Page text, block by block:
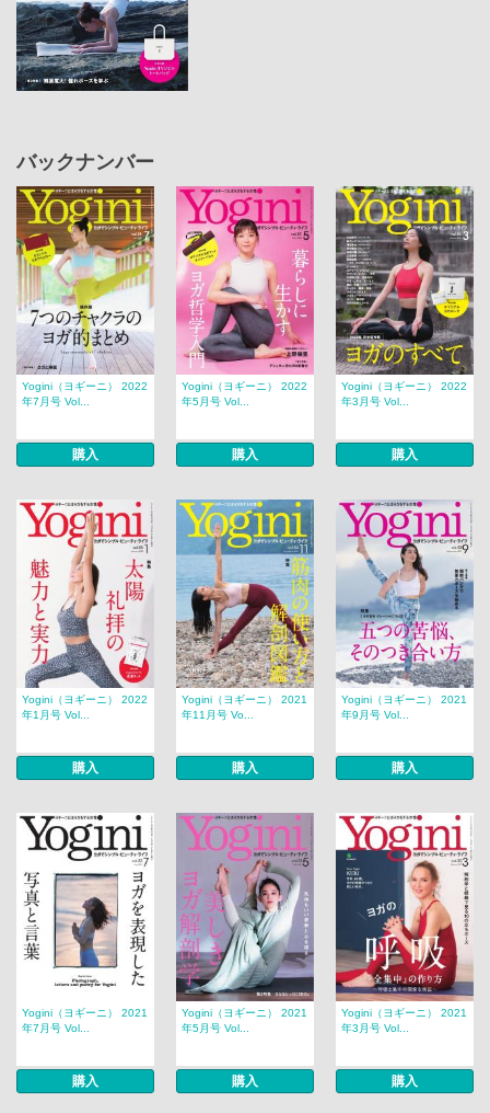
バックナンバー
Yogini（ヨギーニ） 2022
年7月号 Vol...
購入
Yogini（ヨギーニ） 2022
年5月号 Vol...
購入
Yogini（ヨギーニ） 2022
年3月号 Vol...
購入
Yogini（ヨギーニ） 2022
年1月号 Vol...
購入
Yogini（ヨギーニ） 2021
年11月号 Vo...
購入
Yogini（ヨギーニ） 2021
年9月号 Vol...
購入
Yogini（ヨギーニ） 2021
年7月号 Vol...
購入
Yogini（ヨギーニ） 2021
年5月号 Vol...
購入
Yogini（ヨギーニ） 2021
年3月号 Vol...
購入